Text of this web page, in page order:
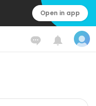
Open in app